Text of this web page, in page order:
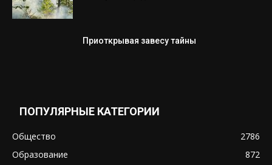
Приоткрывая завесу тайны
ПОПУЛЯРНЫЕ КАТЕГОРИИ
Общество
2786
Образование
872